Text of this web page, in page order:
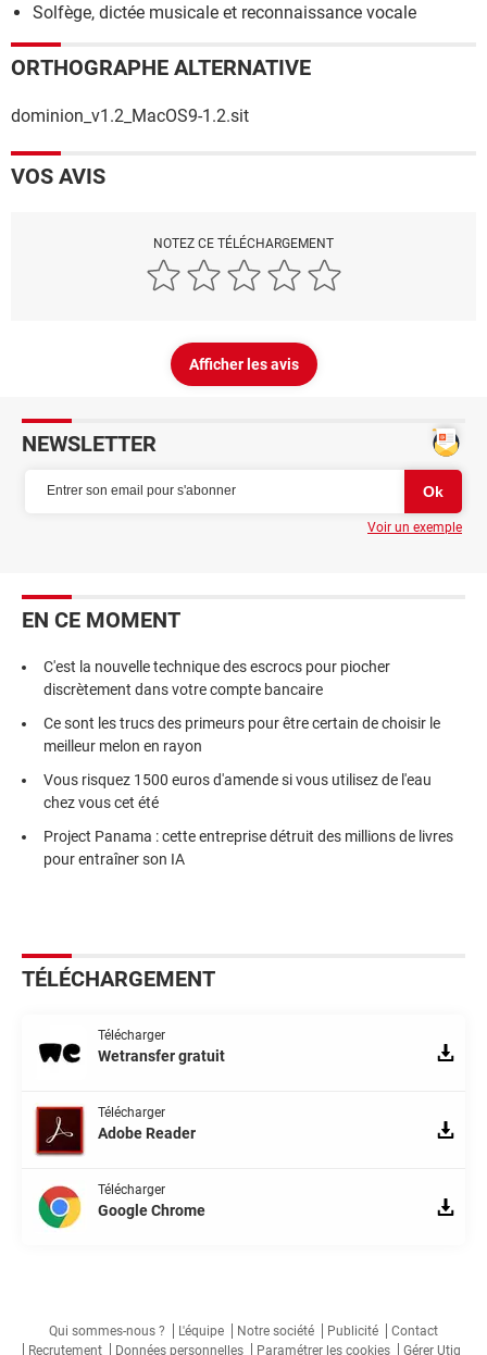
Solfège, dictée musicale et reconnaissance vocale
ORTHOGRAPHE ALTERNATIVE
dominion_v1.2_MacOS9-1.2.sit
VOS AVIS
NOTEZ CE TÉLÉCHARGEMENT
Afficher les avis
NEWSLETTER
Voir un exemple
EN CE MOMENT
C'est la nouvelle technique des escrocs pour piocher
discrètement dans votre compte bancaire
Ce sont les trucs des primeurs pour être certain de choisir le
meilleur melon en rayon
Vous risquez 1500 euros d'amende si vous utilisez de l'eau
chez vous cet été
Project Panama : cette entreprise détruit des millions de livres
pour entraîner son IA
TÉLÉCHARGEMENT
Télécharger
Wetransfer gratuit
Télécharger
Adobe Reader
Télécharger
Google Chrome
Qui sommes-nous ? L'équipe Notre société Publicité
Contact
Recrutement
Données personnelles Paramétrer les cookies Gérer Utiq